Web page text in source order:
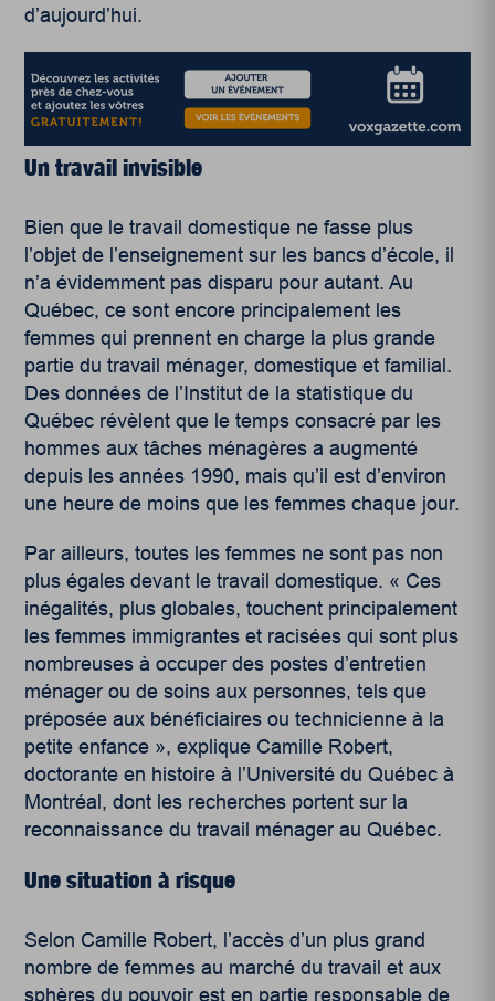
d’aujourd’hui.
Un travail invisible
Bien que le travail domestique ne fasse plus
l’objet de l’enseignement sur les bancs d’école, il
n’a évidemment pas disparu pour autant. Au
Québec, ce sont encore principalement les
femmes qui prennent en charge la plus grande
partie du travail ménager, domestique et familial.
Des données de l’Institut de la statistique du
Québec révèlent que le temps consacré par les
hommes aux tâches ménagères a augmenté
depuis les années 1990, mais qu’il est d’environ
une heure de moins que les femmes chaque jour.
Par ailleurs, toutes les femmes ne sont pas non
plus égales devant le travail domestique. « Ces
inégalités, plus globales, touchent principalement
les femmes immigrantes et racisées qui sont plus
nombreuses à occuper des postes d’entretien
ménager ou de soins aux personnes, tels que
préposée aux bénéficiaires ou technicienne à la
petite enfance », explique Camille Robert,
doctorante en histoire à l’Université du Québec à
Montréal, dont les recherches portent sur la
reconnaissance du travail ménager au Québec.
Une situation à risque
Selon Camille Robert, l’accès d’un plus grand
nombre de femmes au marché du travail et aux
sphères du pouvoir est en partie responsable de